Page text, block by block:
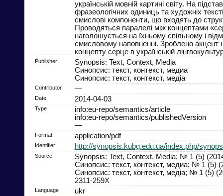
українській мовній картині світу. На
фразеологічних одиниць та художніх
смислові компоненти, що входять до
Проводяться паралелі між концептами
наголошується на їхньому спільному і
смисловому наповненні. Зроблено акцент
концепту серце в українській
Publisher
Synopsis: Text, Context, Media
Синопсис: текст, контекст, медиа
Синопсис: текст, контекст, медіа
Contributor —
Date 2014-04-03
Type
info:eu-repo/semantics/article
info:eu-repo/semantics/publishedVersion
—
Format application/pdf
Identifier http://synopsis.kubg.edu.ua/index.php/
Source
Synopsis: Text, Context, Media; № 1 (5)
Синопсис: текст, контекст, медиа; № 1 (5)
Синопсис: текст, контекст, медіа; № 1 (5)
2311-259X
Language ukr